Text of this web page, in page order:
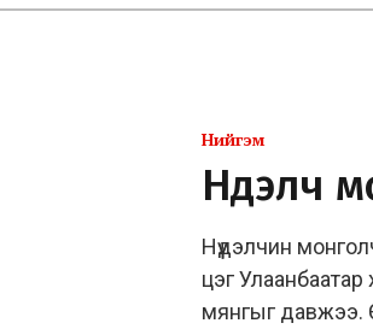
Нийгэм
Нүүдэлч
Нүүдэлчин
цэг
мянгыг давжээ.